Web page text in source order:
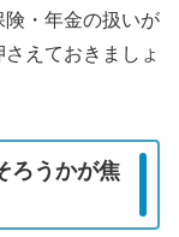
険・年金の扱いが
えておきましょ
ろうかが焦